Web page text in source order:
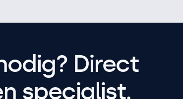
Direct
specialist.